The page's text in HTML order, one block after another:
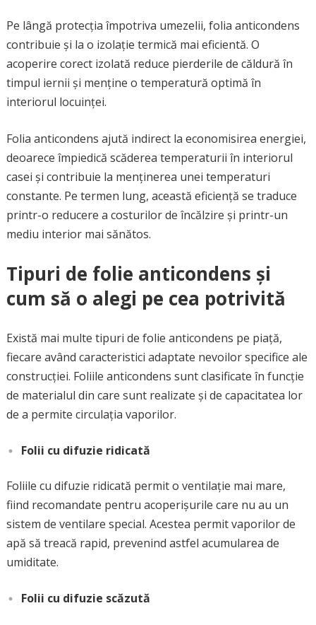
Pe lângă protecția împotriva umezelii, folia anticondens
contribuie și la o izolație termică mai eficientă. O
acoperire corect izolată reduce pierderile de căldură în
timpul iernii și menține o temperatură optimă în
interiorul locuinței.
Folia anticondens ajută indirect la economisirea energiei,
deoarece împiedică scăderea temperaturii în interiorul
casei și contribuie la menținerea unei temperaturi
constante. Pe termen lung, această eficiență se traduce
printr-o reducere a costurilor de încălzire și printr-un
mediu interior mai sănătos.
Tipuri de folie anticondens și
cum să o alegi pe cea potrivită
Există mai multe tipuri de folie anticondens pe piață,
fiecare având caracteristici adaptate nevoilor specifice ale
construcției. Foliile anticondens sunt clasificate în funcție
de materialul din care sunt realizate și de capacitatea lor
de a permite circulația vaporilor.
Folii cu difuzie ridicată
Foliile cu difuzie ridicată permit o ventilație mai mare,
fiind recomandate pentru acoperișurile care nu au un
sistem de ventilare special. Acestea permit vaporilor de
apă să treacă rapid, prevenind astfel acumularea de
umiditate.
Folii cu difuzie scăzută